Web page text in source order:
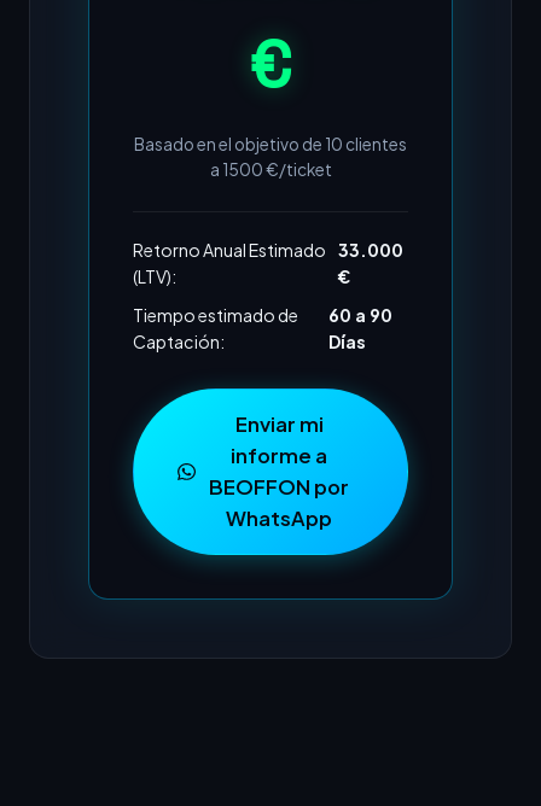
€
Basado en el objetivo de 10 clientes
a 1500€/ticket
Retorno Anual Estimado
(LTV):
33.000
€
Tiempo estimado de
Captación:
60 a 90
Días
Enviar mi
informe a
BEOFFON por
WhatsApp